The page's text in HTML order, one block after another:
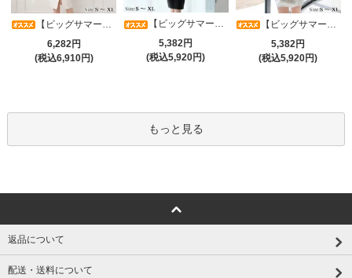
【ビッグサマーセール対象品】アシメカシュクール7分袖ワンピース(キャバドレス・CABARETDRESS)
6,282円
(税込6,910円)
【ビッグサマーセール対象品】光沢シアースリーブが軽やかなカシュクールVネックドレープミディドレス(キャバドレス・CABARETDRESS)
5,382円
(税込5,920円)
【ビッグサマーセール対象品】ラグジュアリーオーナメントレースパフスリーブワンピース(キャバドレス・CABARETDRESS)
5,382円
(税込5,920円)
もっと見る
返品について
配送・送料について